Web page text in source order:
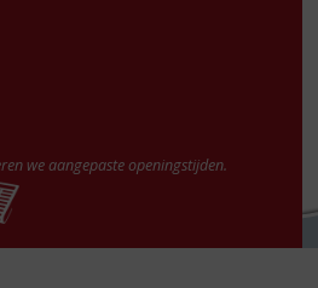
we aangepaste openingstijden.